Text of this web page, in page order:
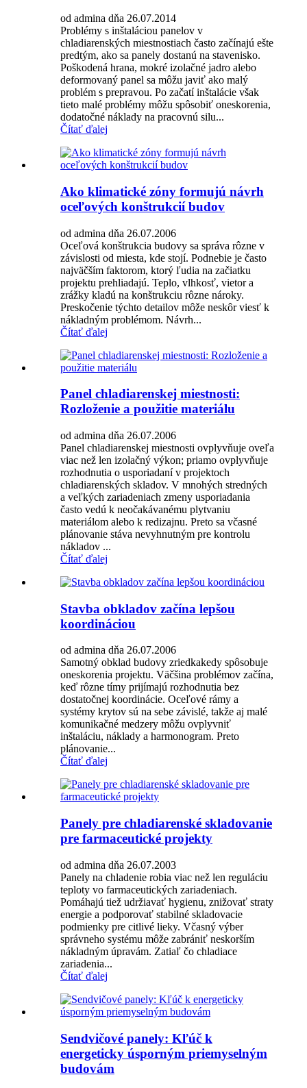
od admina dňa 26.07.2014
Problémy s inštaláciou panelov v
chladiarenských miestnostiach často začínajú ešte
predtým, ako sa panely dostanú na stavenisko.
Poškodená hrana, mokré izolačné jadro alebo
deformovaný panel sa môžu javiť ako malý
problém s prepravou. Po začatí inštalácie však
tieto malé problémy môžu spôsobiť oneskorenia,
dodatočné náklady na pracovnú silu...
Čítať ďalej
Ako klimatické zóny formujú návrh
oceľových konštrukcií budov
od admina dňa 26.07.2006
Oceľová konštrukcia budovy sa správa rôzne v
závislosti od miesta, kde stojí. Podnebie je často
najväčším faktorom, ktorý ľudia na začiatku
projektu prehliadajú. Teplo, vlhkosť, vietor a
zrážky kladú na konštrukciu rôzne nároky.
Preskočenie týchto detailov môže neskôr viesť k
nákladným problémom. Návrh...
Čítať ďalej
Panel chladiarenskej miestnosti:
Rozloženie a použitie materiálu
od admina dňa 26.07.2006
Panel chladiarenskej miestnosti ovplyvňuje oveľa
viac než len izolačný výkon; priamo ovplyvňuje
rozhodnutia o usporiadaní v projektoch
chladiarenských skladov. V mnohých stredných
a veľkých zariadeniach zmeny usporiadania
často vedú k neočakávanému plytvaniu
materiálom alebo k redizajnu. Preto sa včasné
plánovanie stáva nevyhnutným pre kontrolu
nákladov ...
Čítať ďalej
Stavba obkladov začína lepšou
koordináciou
od admina dňa 26.07.2006
Samotný obklad budovy zriedkakedy spôsobuje
oneskorenia projektu. Väčšina problémov začína,
keď rôzne tímy prijímajú rozhodnutia bez
dostatočnej koordinácie. Oceľové rámy a
systémy krytov sú na sebe závislé, takže aj malé
komunikačné medzery môžu ovplyvniť
inštaláciu, náklady a harmonogram. Preto
plánovanie...
Čítať ďalej
Panely pre chladiarenské skladovanie
pre farmaceutické projekty
od admina dňa 26.07.2003
Panely na chladenie robia viac než len reguláciu
teploty vo farmaceutických zariadeniach.
Pomáhajú tiež udržiavať hygienu, znižovať straty
energie a podporovať stabilné skladovacie
podmienky pre citlivé lieky. Včasný výber
správneho systému môže zabrániť neskorším
nákladným úpravám. Zatiaľ čo chladiace
zariadenia...
Čítať ďalej
Sendvičové panely: Kľúč k
energeticky úsporným priemyselným
budovám